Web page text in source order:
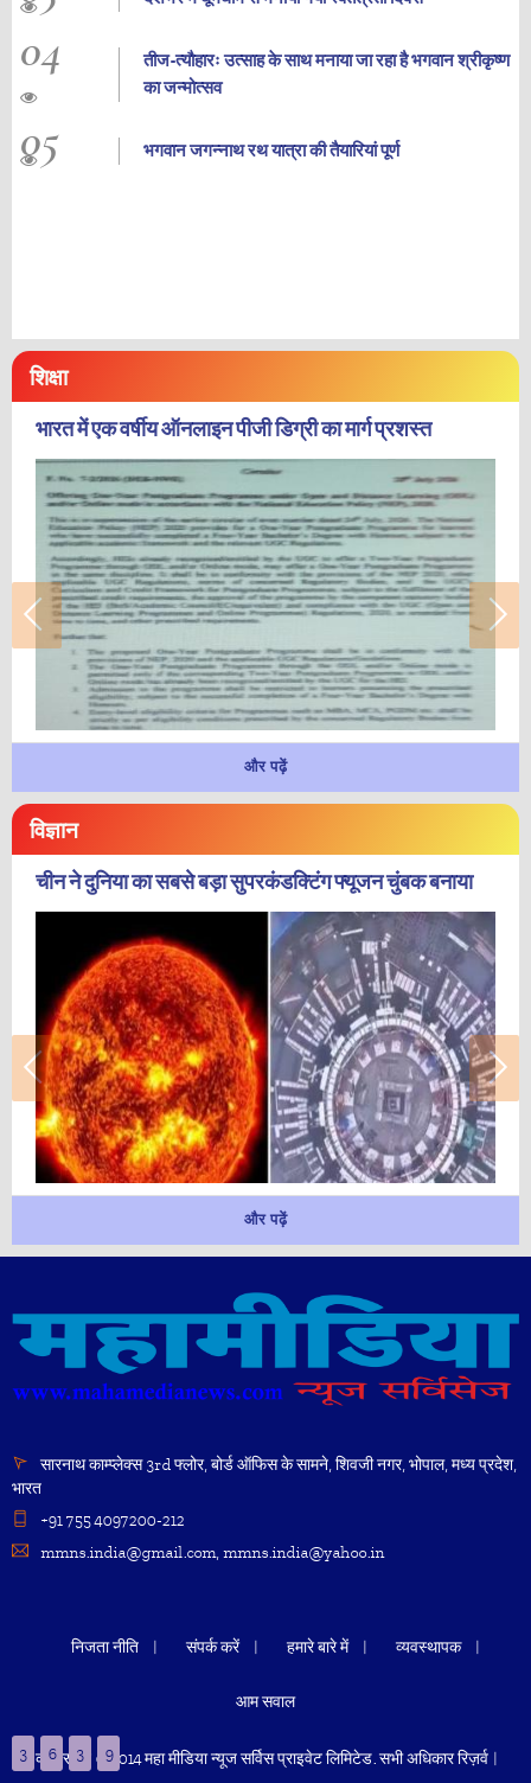
04
तीज-त्यौहारः उत्साह के साथ मनाया जा रहा है भगवान श्रीकृष्ण
का जन्‍मोत्‍सव
05 भगवान जगन्नाथ रथ यात्रा की तैयारियां पूर्ण
शिक्षा
भारत में एक वर्षीय ऑनलाइन पीजी डिग्री का मार्ग प्रशस्त
और पढ़ें
विज्ञान
चीन ने दुनिया का सबसे बड़ा सुपरकंडक्टिंग फ्यूजन चुंबक बनाया
और पढ़ें
सारनाथ काम्प्लेक्स 3rd फ्लोर, बोर्ड ऑफिस के सामने, शिवजी नगर, भोपाल, मध्य प्रदेश,
भारत
+91 755 4097200-212
mmns.india@gmail.com, mmns.india@yahoo.in
निजता नीति संपर्क करें हमारे बारे में व्यवस्थापक
आम सवाल
3 6 3 9
कॉपीराइट © 2014 महा मीडिया न्यूज सर्विस प्राइवेट लिमिटेड. सभी अधिकार रिज़र्व |